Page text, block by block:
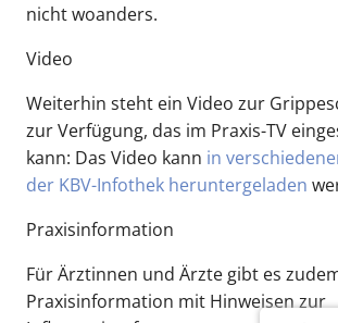
nicht woanders.
Video
Weiterhin steht ein Video zur
zur Verfügung, das im Praxis-TV
kann: Das Video kann in
der KBV-Infothek heruntergeladen
Praxisinformation
Für Ärztinnen und Ärzte gibt es
Praxisinformation mit Hinweisen zur